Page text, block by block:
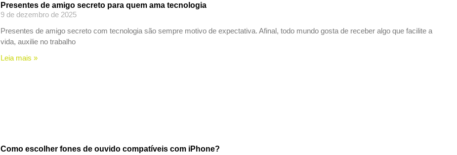
Presentes de amigo secreto para quem ama tecnologia
9 de dezembro de 2025
Presentes de amigo secreto com tecnologia são sempre motivo de expectativa. Afinal, todo mundo gosta de receber algo que facilite a
vida, auxilie no trabalho
Leia mais »
Como escolher fones de ouvido compatíveis com iPhone?